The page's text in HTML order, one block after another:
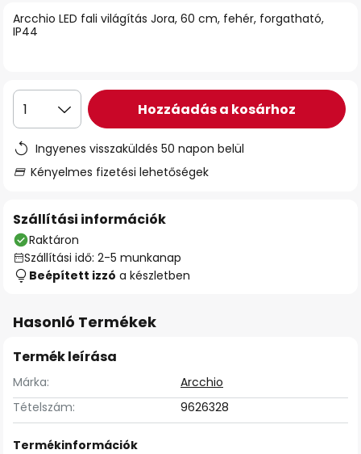
Arcchio LED fali világítás Jora, 60 cm, fehér, forgatható,
IP44
1 Hozzáadás a kosárhoz
Ingyenes visszaküldés 50 napon belül
Kényelmes fizetési lehetőségek
Szállítási információk
Raktáron
Szállítási idő: 2-5 munkanap
Beépített izzó a készletben
Hasonló Termékek
Termék leírása
Márka:
Arcchio
Tételszám:
9626328
Termékinformációk